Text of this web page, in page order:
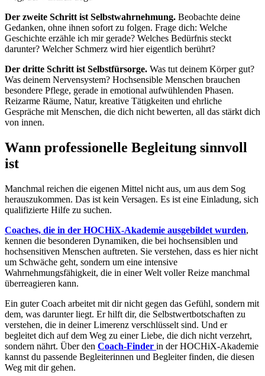
Der zweite Schritt ist Selbstwahrnehmung. Beobachte deine
Gedanken, ohne ihnen sofort zu folgen. Frage dich: Welche
Geschichte erzähle ich mir gerade? Welches Bedürfnis steckt
darunter? Welcher Schmerz wird hier eigentlich berührt?
Der dritte Schritt ist Selbstfürsorge. Was tut deinem Körper gut?
Was deinem Nervensystem? Hochsensible Menschen brauchen
besondere Pflege, gerade in emotional aufwühlenden Phasen.
Reizarme Räume, Natur, kreative Tätigkeiten und ehrliche
Gespräche mit Menschen, die dich nicht bewerten, all das stärkt dich
von innen.
Wann professionelle Begleitung sinnvoll
ist
Manchmal reichen die eigenen Mittel nicht aus, um aus dem Sog
herauszukommen. Das ist kein Versagen. Es ist eine Einladung, sich
qualifizierte Hilfe zu suchen.
Coaches, die in der HOCHiX-Akademie ausgebildet wurden,
kennen die besonderen Dynamiken, die bei hochsensiblen und
hochsensitiven Menschen auftreten. Sie verstehen, dass es hier nicht
um Schwäche geht, sondern um eine intensive
Wahrnehmungsfähigkeit, die in einer Welt voller Reize manchmal
überreagieren kann.
Ein guter Coach arbeitet mit dir nicht gegen das Gefühl, sondern mit
dem, was darunter liegt. Er hilft dir, die Selbstwertbotschaften zu
verstehen, die in deiner Limerenz verschlüsselt sind. Und er
begleitet dich auf dem Weg zu einer Liebe, die dich nicht verzehrt,
sondern nährt. Über den Coach-Finder in der HOCHiX-Akademie
kannst du passende Begleiterinnen und Begleiter finden, die diesen
Weg mit dir gehen.